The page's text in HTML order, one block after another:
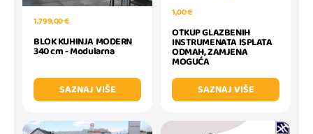
1.799,00 €
BLOK KUHINJA MODERN
340 cm - Modularna
SAZNAJ VIŠE
1,00 €
OTKUP GLAZBENIH
INSTRUMENATA ISPLATA
ODMAH, ZAMJENA
MOGUĆA
SAZNAJ VIŠE